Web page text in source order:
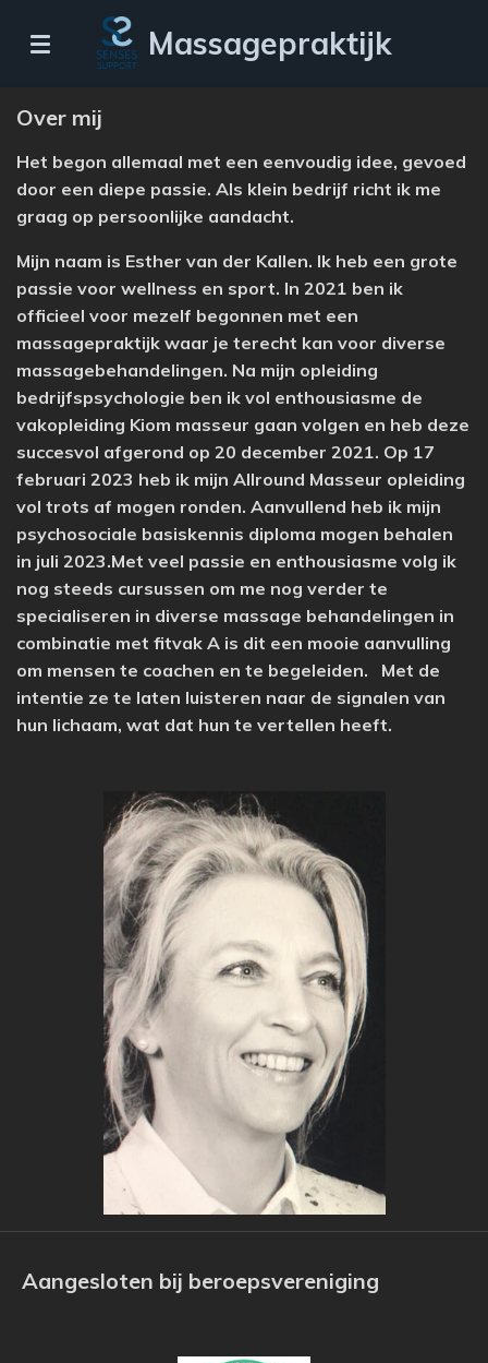
direct
hoofdinhoud
Massagepraktijk
Over mij
Het begon allemaal met een eenvoudig idee, gevoed
door een diepe passie. Als klein bedrijf richt ik me
graag op persoonlijke aandacht.
Mijn naam is Esther van der Kallen. Ik heb een grote
passie voor wellness en sport. In 2021 ben ik
officieel voor mezelf begonnen met een
massagepraktijk waar je terecht kan voor diverse
massagebehandelingen. Na mijn opleiding
bedrijfspsychologie ben ik vol enthousiasme de
vakopleiding Kiom masseur gaan volgen en heb deze
succesvol afgerond op 20 december 2021. Op 17
februari 2023 heb ik mijn Allround Masseur opleiding
vol trots af mogen ronden. Aanvullend heb ik mijn
psychosociale basiskennis diploma mogen behalen
in juli 2023.Met veel passie en enthousiasme volg ik
nog steeds cursussen om me nog verder te
specialiseren in diverse massage behandelingen in
combinatie met fitvak A is dit een mooie aanvulling
om mensen te coachen en te begeleiden.
Met de
intentie ze te laten luisteren naar de signalen van
hun lichaam, wat dat hun te vertellen heeft.
Aangesloten bij beroepsvereniging